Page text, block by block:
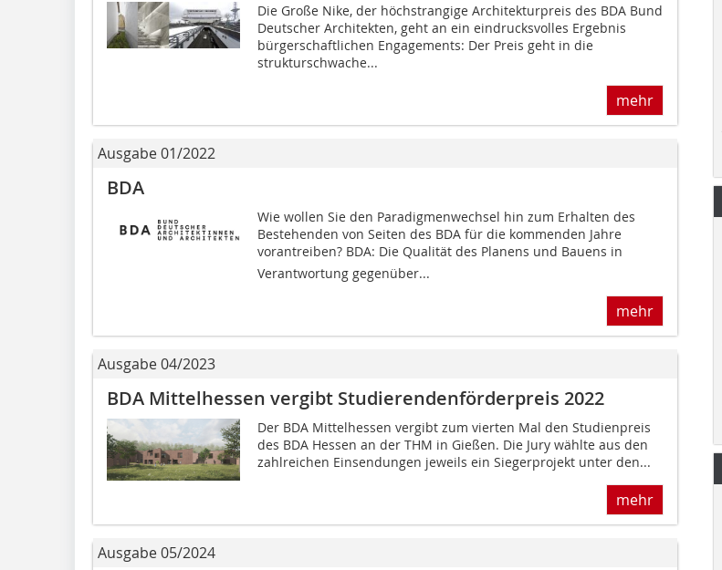
Die Große Nike, der höchstrangige Architekturpreis des BDA Bund
Deutscher Architekten, geht an ein eindrucksvolles Ergebnis
bürgerschaftlichen Engagements: Der Preis geht in die
strukturschwache...
mehr
Ausgabe 01/2022
BDA
Wie wollen Sie den Paradigmenwechsel hin zum Erhalten des
Bestehenden von Seiten des BDA für die kommenden Jahre
vorantreiben? BDA: Die Qualität des Planens und Bauens in
Verantwortung gegenüber...
mehr
Ausgabe 04/2023
BDA Mittelhessen vergibt Studierendenförderpreis 2022
Der BDA Mittelhessen vergibt zum vierten Mal den Studienpreis
des BDA Hessen an der THM in Gießen. Die Jury wählte aus den
zahlreichen Einsendungen jeweils ein Siegerprojekt unter den...
mehr
Ausgabe 05/2024